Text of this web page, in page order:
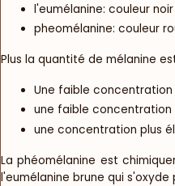
l'eumélanine: couleur
pheomélanine: couleur
Plus la quantité de mélanine
Une faible concentration
une faible concentration
une concentration plus
La phéomélanine est
l'eumélanine brune qui s'oxyde